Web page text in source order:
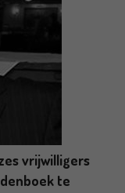
vrijwilligers
te